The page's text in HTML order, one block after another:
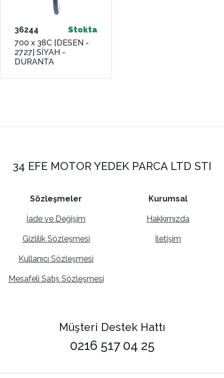
36244
Stokta
700 x 38C [DESEN -
2727] SİYAH -
DURANTA
34 EFE MOTOR YEDEK PARCA LTD STI
Sözleşmeler
İade ve Değişim
Gizlilik Sözleşmesi
Kullanıcı Sözleşmesi
Mesafeli Satış Sözleşmesi
Kurumsal
Hakkımızda
İletişim
Müşteri Destek Hattı
0216 517 04 25